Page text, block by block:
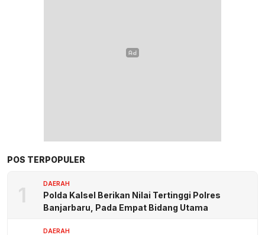
POS TERPOPULER
1 DAERAH
Polda Kalsel Berikan Nilai Tertinggi Polres
Banjarbaru, Pada Empat Bidang Utama
DAERAH